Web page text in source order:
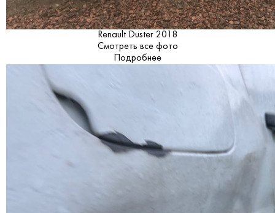
Renault Duster 2018
Смотреть все фото
Подробнее